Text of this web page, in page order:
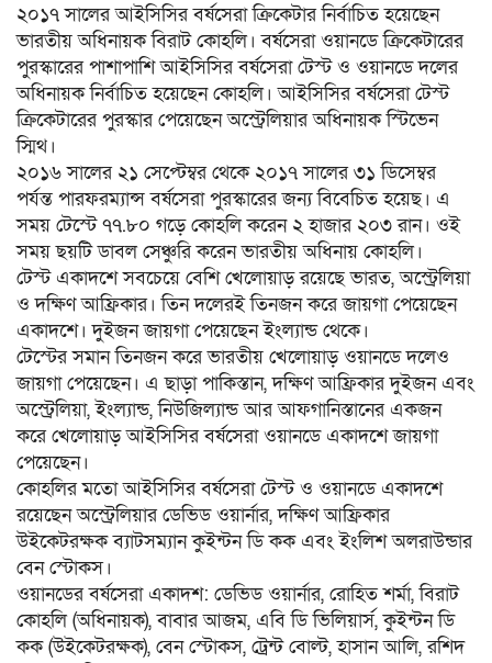
২০১৭ সালের আইসিসির বর্ষসেরা ক্রিকেটার নির্বাচিত হয়েছেন
ভারতীয় অধিনায়ক বিরাট কোহলি। বর্ষসেরা ওয়ানডে ক্রিকেটারের
পুরস্কারের পাশাপাশি আইসিসির বর্ষসেরা টেস্ট ও ওয়ানডে দলের
অধিনায়ক নির্বাচিত হয়েছেন কোহলি। আইসিসির বর্ষসেরা টেস্ট
ক্রিকেটারের পুরস্কার পেয়েছেন অস্ট্রেলিয়ার অধিনায়ক স্টিভেন
স্মিথ।
২০১৬ সালের ২১ সেপ্টেম্বর থেকে ২০১৭ সালের ৩১ ডিসেম্বর
পর্যন্ত পারফরম্যান্স বর্ষসেরা পুরস্কারের জন্য বিবেচিত হয়েছ। এ
সময় টেস্টে ৭৭.৮০ গড়ে কোহলি করেন ২ হাজার ২০৩ রান। ওই
সময় ছয়টি ডাবল সেঞ্চুরি করেন ভারতীয় অধিনায় কোহলি।
টেস্ট একাদশে সবচেয়ে বেশি খেলোয়াড় রয়েছে ভারত, অস্ট্রেলিয়া
ও দক্ষিণ আফ্রিকার। তিন দলেরই তিনজন করে জায়গা পেয়েছেন
একাদশে। দুইজন জায়গা পেয়েছেন ইংল্যান্ড থেকে।
টেস্টের সমান তিনজন করে ভারতীয় খেলোয়াড় ওয়ানডে দলেও
জায়গা পেয়েছেন। এ ছাড়া পাকিস্তান, দক্ষিণ আফ্রিকার দুইজন এবং
অস্ট্রেলিয়া, ইংল্যান্ড, নিউজিল্যান্ড আর আফগানিস্তানের একজন
করে খেলোয়াড় আইসিসির বর্ষসেরা ওয়ানডে একাদশে জায়গা
পেয়েছেন।
কোহলির মতো আইসিসির বর্ষসেরা টেস্ট ও ওয়ানডে একাদশে
রয়েছেন অস্ট্রেলিয়ার ডেভিড ওয়ার্নার, দক্ষিণ আফ্রিকার
উইকেটরক্ষক ব্যাটসম্যান কুইন্টন ডি কক এবং ইংলিশ অলরাউন্ডার
বেন স্টোকস।
ওয়ানডের বর্ষসেরা একাদশ: ডেভিড ওয়ার্নার, রোহিত শর্মা, বিরাট
কোহলি (অধিনায়ক), বাবার আজম, এবি ডি ভিলিয়ার্স, কুইন্টন ডি
কক (উইকেটরক্ষক), বেন স্টোকস, ট্রেন্ট বোল্ট, হাসান আলি, রশিদ